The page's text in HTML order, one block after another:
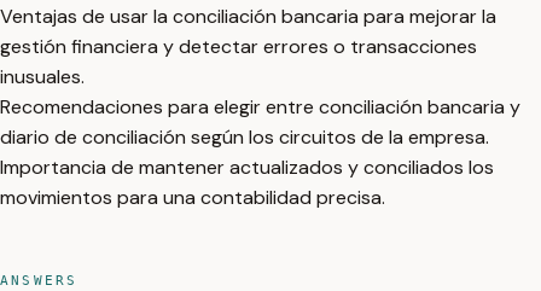
Ventajas de usar la conciliación bancaria para mejorar la
gestión financiera y detectar errores o transacciones
inusuales.
Recomendaciones para elegir entre conciliación bancaria y
diario de conciliación según los circuitos de la empresa.
Importancia de mantener actualizados y conciliados los
movimientos para una contabilidad precisa.
ANSWERS